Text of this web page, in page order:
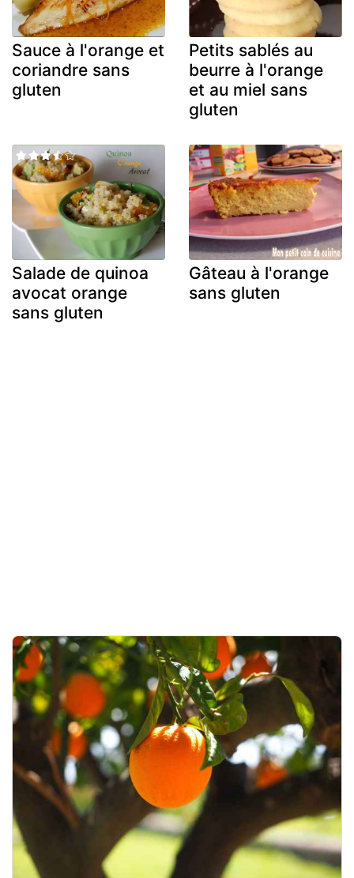
Sauce à l'orange et
coriandre sans
gluten
Petits sablés au
beurre à l'orange
et au miel sans
gluten
Salade de quinoa
avocat orange
sans gluten
Gâteau à l'orange
sans gluten